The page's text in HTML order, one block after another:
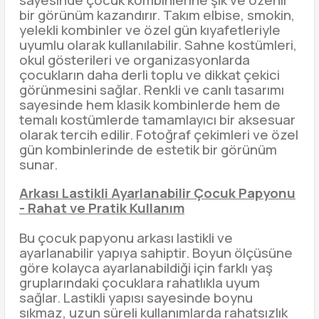
bir görünüm kazandırır. Takım elbise, smokin,
yelekli kombinler ve özel gün kıyafetleriyle
uyumlu olarak kullanılabilir. Sahne kostümleri,
okul gösterileri ve organizasyonlarda
çocukların daha derli toplu ve dikkat çekici
görünmesini sağlar. Renkli ve canlı tasarımı
sayesinde hem klasik kombinlerde hem de
temalı kostümlerde tamamlayıcı bir aksesuar
olarak tercih edilir. Fotoğraf çekimleri ve özel
gün kombinlerinde de estetik bir görünüm
sunar.
Arkası Lastikli Ayarlanabilir Çocuk Papyonu
- Rahat ve Pratik Kullanım
Bu çocuk papyonu arkası lastikli ve
ayarlanabilir yapıya sahiptir. Boyun ölçüsüne
göre kolayca ayarlanabildiği için farklı yaş
gruplarındaki çocuklara rahatlıkla uyum
sağlar. Lastikli yapısı sayesinde boynu
sıkmaz, uzun süreli kullanımlarda rahatsızlık